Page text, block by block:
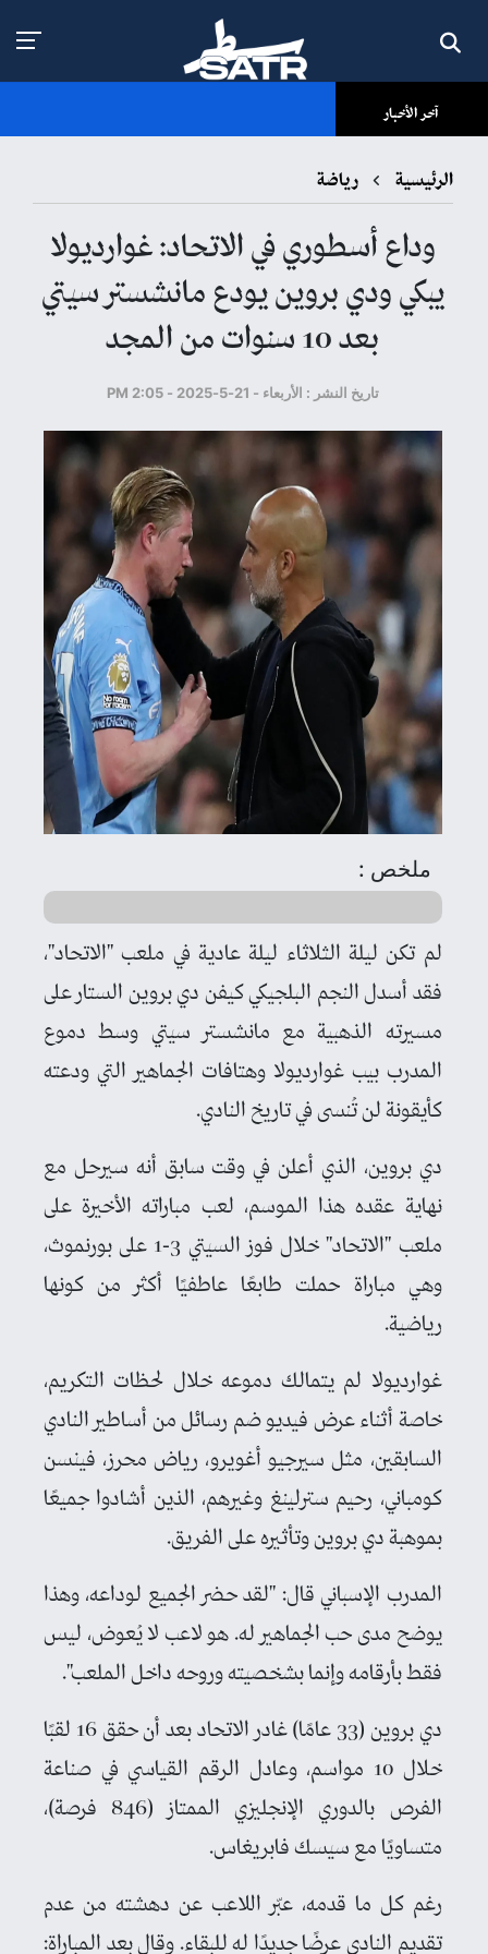
آخر الأخبار
الرئيسية رياضة
وداع أسطوري في الاتحاد: غوارديولا
يبكي ودي بروين يودع مانشستر سيتي
بعد 10 سنوات من المجد
تاريخ النشر : الأربعاء - 21-5-2025 - 2:05 PM
ملخص :
لم تكن ليلة الثلاثاء ليلة عادية في ملعب "الاتحاد"،
فقد أسدل النجم البلجيكي كيفن دي بروين الستار على
مسيرته الذهبية مع مانشستر سيتي وسط دموع
المدرب بيب غوارديولا وهتافات الجماهير التي ودعته
كأيقونة لن تُنسى في تاريخ النادي.
دي بروين، الذي أعلن في وقت سابق أنه سيرحل مع
نهاية عقده هذا الموسم، لعب مباراته الأخيرة على
ملعب "الاتحاد" خلال فوز السيتي 3-1 على بورنموث،
وهي مباراة حملت طابعًا عاطفيًا أكثر من كونها
رياضية.
غوارديولا لم يتمالك دموعه خلال لحظات التكريم،
خاصة أثناء عرض فيديو ضم رسائل من أساطير النادي
السابقين، مثل سيرجيو أغويرو، رياض محرز، فينسن
كومباني، رحيم سترلينغ وغيرهم، الذين أشادوا جميعًا
بموهبة دي بروين وتأثيره على الفريق.
المدرب الإسباني قال: "لقد حضر الجميع لوداعه، وهذا
يوضح مدى حب الجماهير له. هو لاعب لا يُعوض، ليس
فقط بأرقامه وإنما بشخصيته وروحه داخل الملعب".
دي بروين (33 عامًا) غادر الاتحاد بعد أن حقق 16 لقبًا
خلال 10 مواسم، وعادل الرقم القياسي في صناعة
الفرص بالدوري الإنجليزي الممتاز (846 فرصة)،
متساويًا مع سيسك فابريغاس.
رغم كل ما قدمه، عبّر اللاعب عن دهشته من عدم
تقديم النادي عرضًا جديدًا له للبقاء. وقال بعد المباراة: